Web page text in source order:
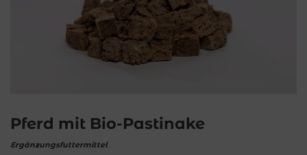
Pferd mit Bio-Pastinake
Ergänzungsfuttermittel